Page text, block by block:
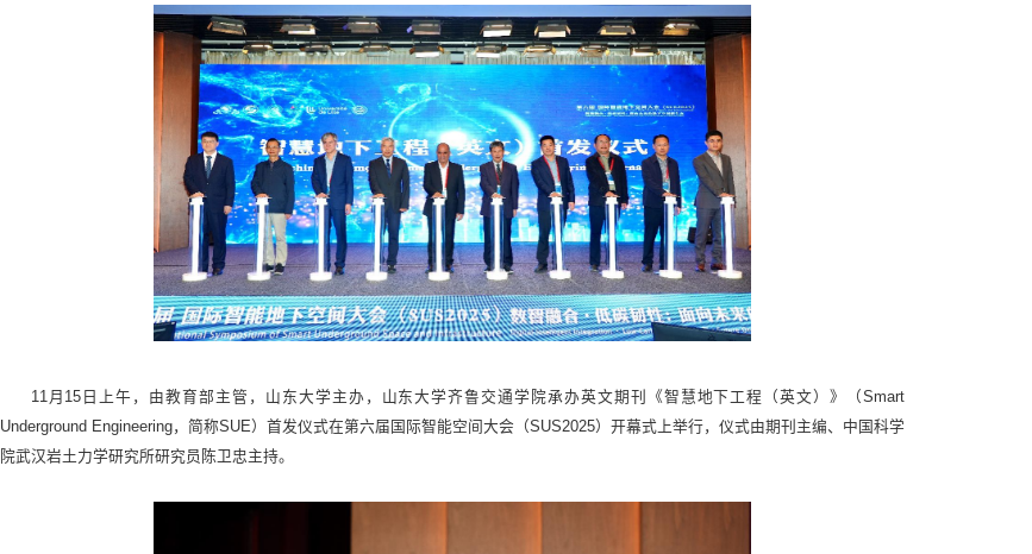
11月15日上午，由教育部主管，山东大学主办，山东大学齐鲁交通学院承办英文期刊《智慧地下工程（英文）》（Smart
Underground Engineering，简称SUE）首发仪式在第六届国际智能空间大会（SUS2025）开幕式上举行，仪式由期刊主编、中国科学
院武汉岩土力学研究所研究员陈卫忠主持。